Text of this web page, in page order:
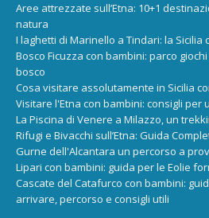
Aree attrezzate sull’Etna: 10+1
natura
I laghetti di Marinello a Tindari: la Sicilia
Bosco Ficuzza con bambini: parco
bosco
Cosa visitare assolutamente in Sicilia
Visitare l'Etna con bambini: consigli per
La Piscina di Venere a Milazzo, un
Rifugi e Bivacchi sull’Etna: Guida
Gurne dell'Alcantara un percorso a
Lipari con bambini: guida per le Eolie
Cascate del Catafurco con bambini:
arrivare, percorso e consigli utili